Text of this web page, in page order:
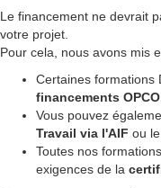
Le financement ne devrait
votre projet.
Pour cela, nous avons mis
Certaines formations
financements
Vous pouvez
Travail via l'AIF ou le
Toutes nos
exigences de la